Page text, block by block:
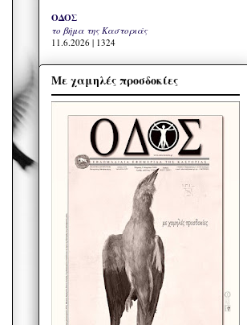
ΟΔΟΣ
το βήμα της Καστοριάς
11.6.2026 | 1324
Με χαμηλές προσδοκίες